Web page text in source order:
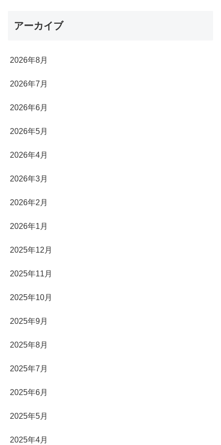
アーカイブ
2026年8月
2026年7月
2026年6月
2026年5月
2026年4月
2026年3月
2026年2月
2026年1月
2025年12月
2025年11月
2025年10月
2025年9月
2025年8月
2025年7月
2025年6月
2025年5月
2025年4月